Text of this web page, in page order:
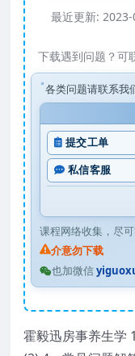
最近更新:
下载遇到问题？可
各类问题请联系我
提交工单
私信客服
课程网络收集，尽可
介意勿下载
也加微信
霍毅迅房事养生学